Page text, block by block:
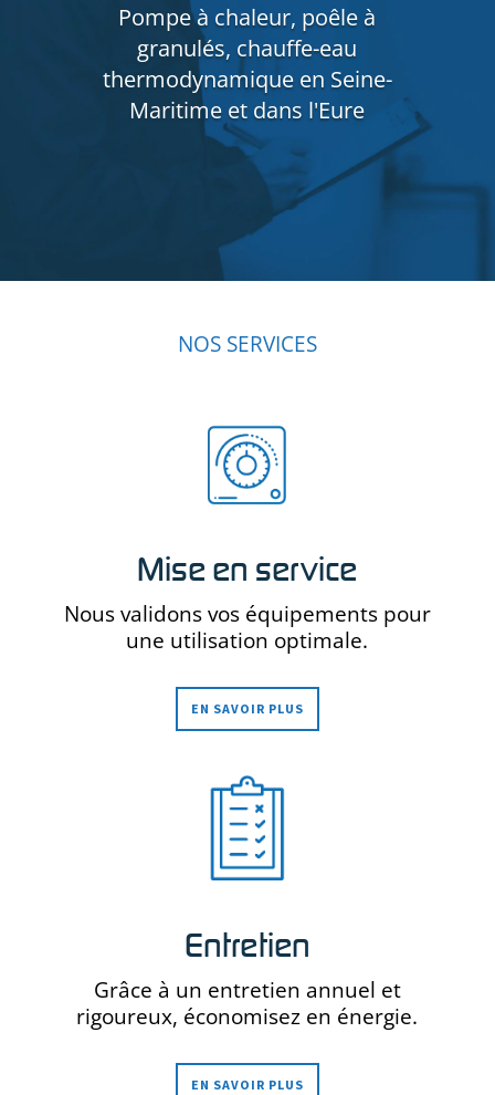
Pompe à chaleur, poêle à
granulés, chauffe-eau
thermodynamique en Seine-
Maritime et dans l'Eure
NOS SERVICES
Mise en service
Nous validons vos équipements pour
une utilisation optimale.
EN SAVOIR PLUS
Entretien
Grâce à un entretien annuel et
rigoureux, économisez en énergie.
EN SAVOIR PLUS